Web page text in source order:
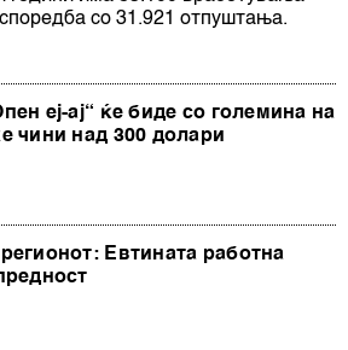
со 31.921 отпуштања.
еј-ај“ ќе биде со големина на
чини над 300 долари
Евтината работна